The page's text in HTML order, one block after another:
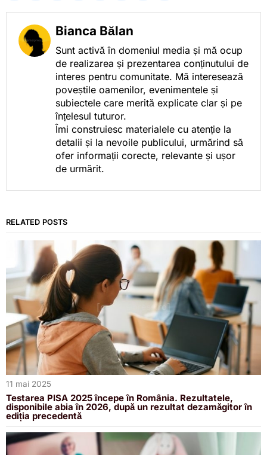
Bianca Bălan
Sunt activă în domeniul media și mă ocup
de realizarea și prezentarea conținutului de
interes pentru comunitate. Mă interesează
poveștile oamenilor, evenimentele și
subiectele care merită explicate clar și pe
înțelesul tuturor.
Îmi construiesc materialele cu atenție la
detalii și la nevoile publicului, urmărind să
ofer informații corecte, relevante și ușor
de urmărit.
RELATED POSTS
11 mai 2025
Testarea PISA 2025 începe în România. Rezultatele,
disponibile abia în 2026, după un rezultat dezamăgitor în
ediția precedentă